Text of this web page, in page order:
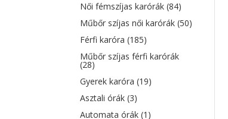
Női fémszíjas karórák(84)
Műbőr szíjas női karórák(50)
Férfi karóra(185)
Műbőr szíjas férfi karórák
(28)
Gyerek karóra(19)
Asztali órák(3)
Automata órák(1)